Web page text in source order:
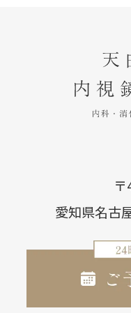
愛知県名古